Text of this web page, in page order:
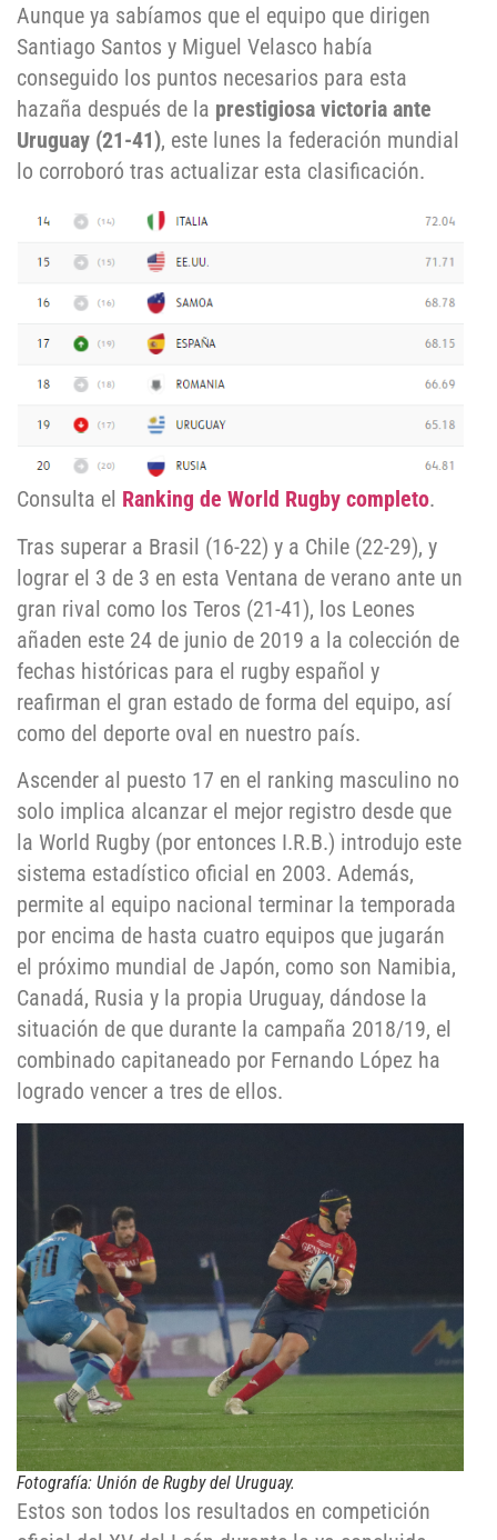
Aunque ya sabíamos que el equipo que dirigen
Santiago Santos y Miguel Velasco había
conseguido los puntos necesarios para esta
hazaña después de la prestigiosa victoria ante
Uruguay (21-41), este lunes la federación mundial
lo corroboró tras actualizar esta clasificación.
Consulta el Ranking de World Rugby completo.
Tras superar a Brasil (16-22) y a Chile (22-29), y
lograr el 3 de 3 en esta Ventana de verano ante un
gran rival como los Teros (21-41), los Leones
añaden este 24 de junio de 2019 a la colección de
fechas históricas para el rugby español y
reafirman el gran estado de forma del equipo, así
como del deporte oval en nuestro país.
Ascender al puesto 17 en el ranking masculino no
solo implica alcanzar el mejor registro desde que
la World Rugby (por entonces I.R.B.) introdujo este
sistema estadístico oficial en 2003. Además,
permite al equipo nacional terminar la temporada
por encima de hasta cuatro equipos que jugarán
el próximo mundial de Japón, como son Namibia,
Canadá, Rusia y la propia Uruguay, dándose la
situación de que durante la campaña 2018/19, el
combinado capitaneado por Fernando López ha
logrado vencer a tres de ellos.
Fotografía: Unión de Rugby del Uruguay.
Estos son todos los resultados en competición